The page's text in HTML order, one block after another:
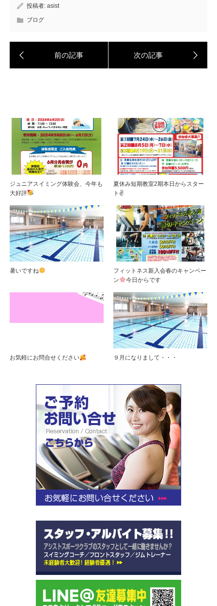
投稿者: asist
ブログ
ジュニアスイミング体験会、今年も
大好評
夏休み短期教室2期本日からスター
ト✌
暑いですね
フィットネス新入会春のキャンペー
ン
今日からです
お気軽にお問合せください ９月になりまして・・・